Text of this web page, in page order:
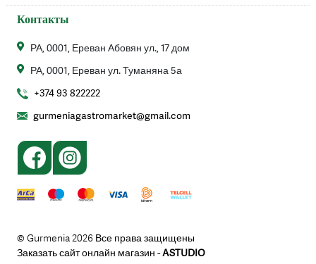
Контакты
РА, 0001, Ереван Абовян ул., 17 дом
РА, 0001, Ереван ул. Туманяна 5а
+374 93 822222
gurmeniagastromarket@gmail.com
© Gurmenia 2026 Все права защищены
Заказать сайт онлайн магазин - ASTUDIO